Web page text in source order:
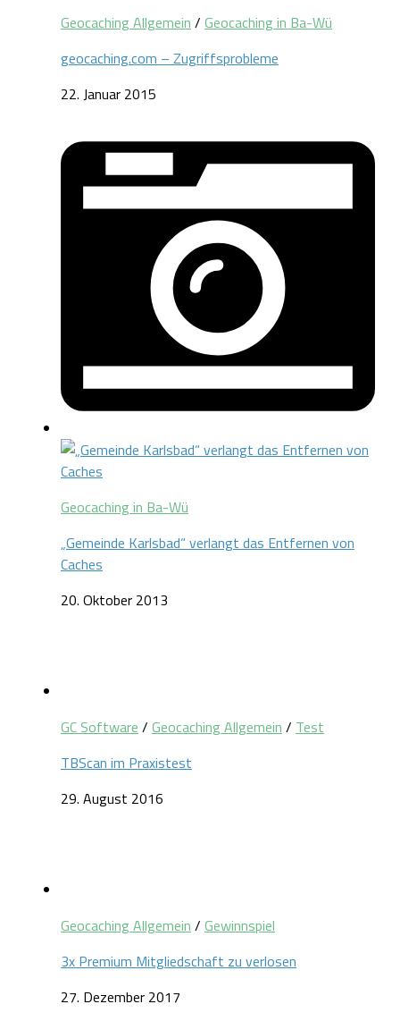
Geocaching Allgemein / Geocaching in Ba-Wü
geocaching.com – Zugriffsprobleme
22. Januar 2015
Geocaching in Ba-Wü
„Gemeinde Karlsbad“ verlangt das Entfernen von
Caches
20. Oktober 2013
GC Software / Geocaching Allgemein / Test
TBScan im Praxistest
29. August 2016
Geocaching Allgemein / Gewinnspiel
3x Premium Mitgliedschaft zu verlosen
27. Dezember 2017